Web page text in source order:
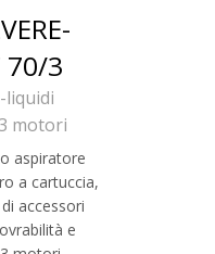
70/3
liquidi
motori
aspiratore
a cartuccia,
accessori
e